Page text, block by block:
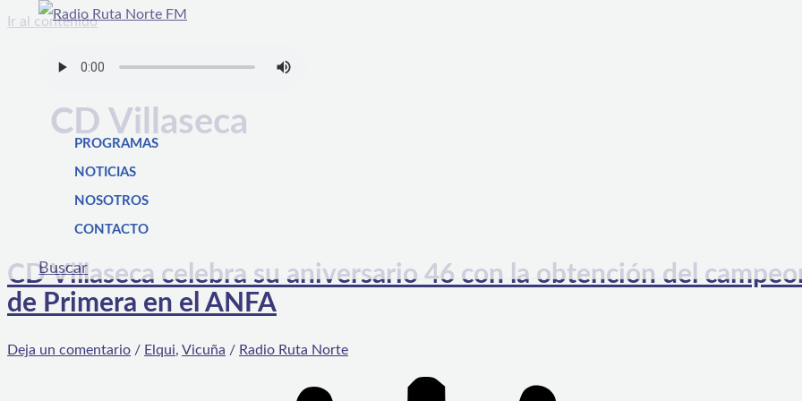
Ir al contenido
PROGRAMAS
NOTICIAS
NOSOTROS
CONTACTO
Buscar
CD Villaseca
CD Villaseca celebra su aniversario 46 con la obtención del
de Primera en el ANFA
Deja un comentario / Elqui, Vicuña / Radio Ruta Norte